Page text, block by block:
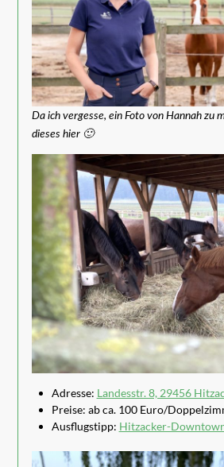
Da ich vergesse, ein Foto von Hannah zu
dieses hier 🙂
Adresse: Landesstr. 8, 29456
Preise: ab ca. 100 Euro/
Ausflugstipp: Hitzacker-